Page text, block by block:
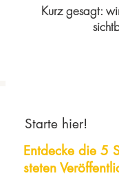
Kurz gesagt:
Starte hier!
Entdecke die 5
steten